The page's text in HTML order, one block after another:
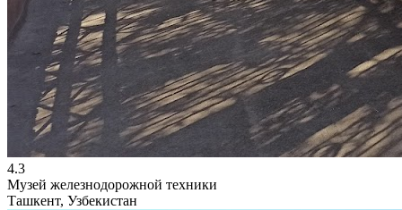
4.3
Музей железнодорожной техники
Ташкент, Узбекистан